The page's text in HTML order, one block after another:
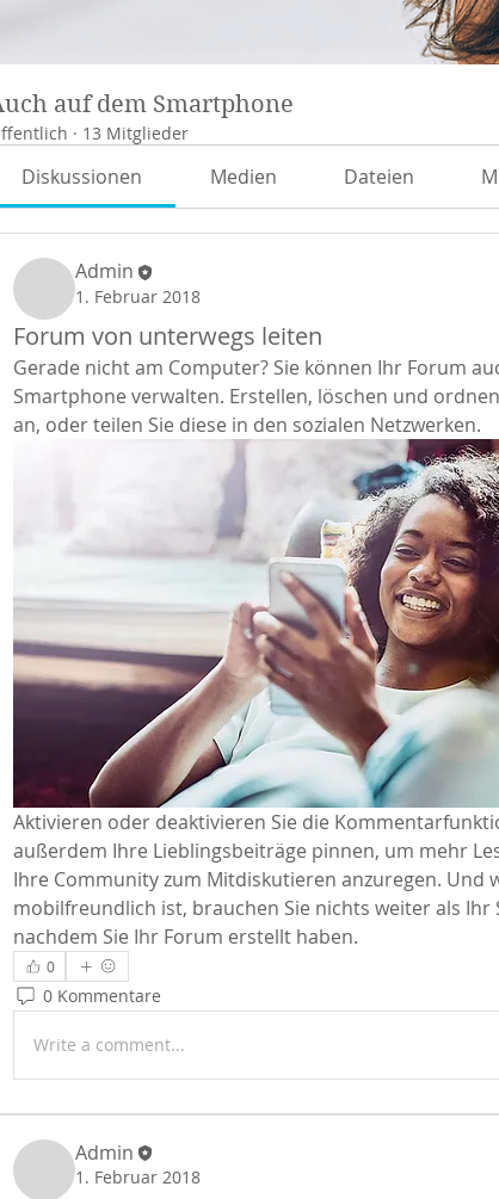
auf dem Smartphone
· 13 Mitglieder
Diskussionen Medien Dateien
Admin
1. Februar 2018
Forum von unterwegs leiten
Gerade nicht am Computer? Sie können Ihr Forum
Smartphone verwalten. Erstellen, löschen und
an, oder teilen Sie diese in den sozialen Netzwerken.
Aktivieren oder deaktivieren Sie die
außerdem Ihre Lieblingsbeiträge pinnen, um mehr
Ihre Community zum Mitdiskutieren anzuregen. Und
mobilfreundlich ist, brauchen Sie nichts weiter als Ihr
nachdem Sie Ihr Forum erstellt haben.
0
0 Kommentare
Write a comment...
Admin
1. Februar 2018